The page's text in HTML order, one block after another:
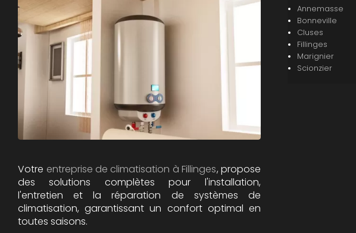
Votre entreprise de climatisation à Fillinges, propose
des solutions complètes pour l'installation,
l'entretien et la réparation de systèmes de
climatisation, garantissant un confort optimal en
toutes saisons.
Annemasse
Bonneville
Cluses
Fillinges
Marignier
Scionzier